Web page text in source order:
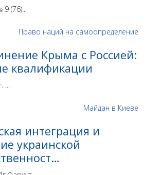
(76)...
Крыма с Россией:
квалификации
...
интеграция и
украинской